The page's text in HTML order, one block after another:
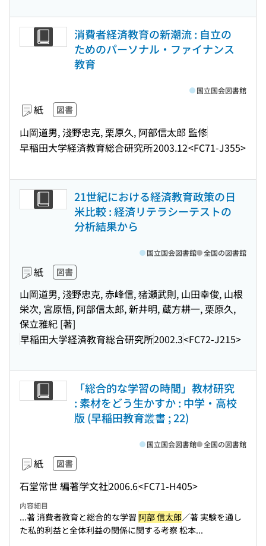
消費者経済教育の新潮流 : 自立の
ためのパーソナル・ファイナンス
教育
紙 図書
山岡道男, 淺野忠克, 栗原久, 阿部信太郎 監修
早稲田大学経済教育総合研究所2003.12<FC71-J355>
国立国会図書館
21世紀における経済教育政策の日
米比較 : 経済リテラシーテストの
分析結果から
紙 図書
山岡道男, 淺野忠克, 赤峰信, 猪瀬武則, 山田幸俊, 山根
栄次, 宮原悟, 阿部信太郎, 新井明, 蔵方耕一, 栗原久,
保立雅紀 [著]
早稲田大学経済教育総合研究所2002.3<FC72-J215>
国立国会図書館 全国の図書館
「総合的な学習の時間」教材研究
: 素材をどう生かすか : 中学・高校
版 (早稲田教育叢書 ; 22)
紙 図書
石堂常世 編著学文社2006.6<FC71-H405>
国立国会図書館 全国の図書館
内容細目
...著 消費者教育と総合的な学習 阿部 信太郎／著 実験を通し
た私的利益と全体利益の関係に関する考察 松本...